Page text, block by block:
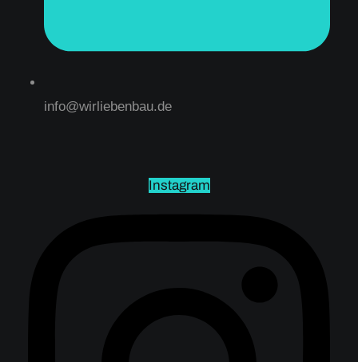
info@wirliebenbau.de
Instagram